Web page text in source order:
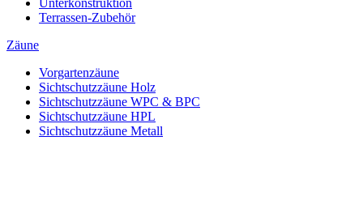
Unterkonstruktion
Terrassen-Zubehör
Zäune
Vorgartenzäune
Sichtschutzzäune Holz
Sichtschutzzäune WPC & BPC
Sichtschutzzäune HPL
Sichtschutzzäune Metall